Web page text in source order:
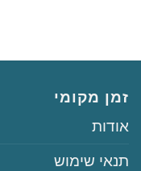
זמן מקומי
‏‏אודות
‏‏תנאי שימוש